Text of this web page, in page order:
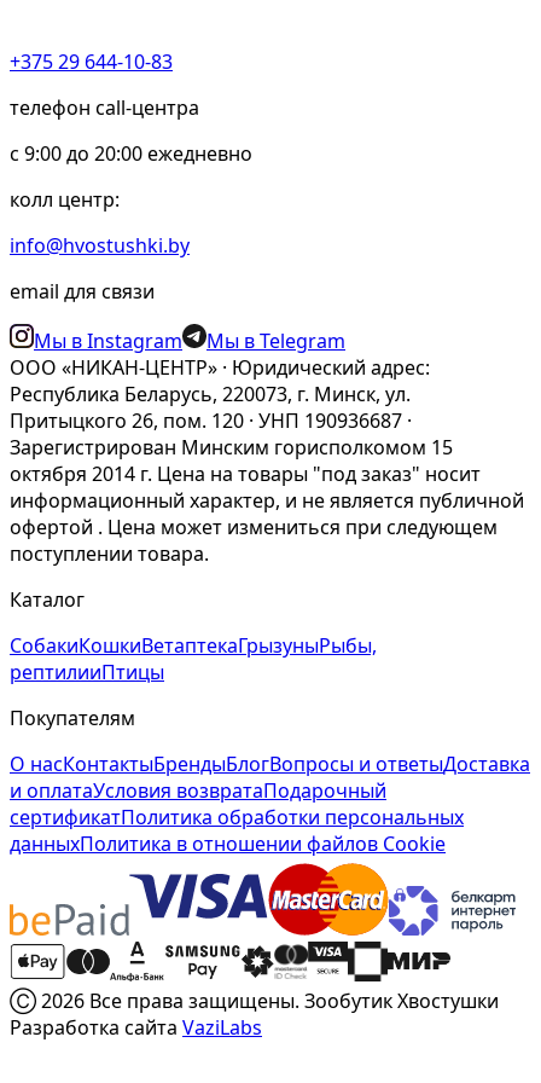
+375 29 644-10-83
телефон call-центра
c 9:00 до 20:00 ежедневно
колл центр:
info@hvostushki.by
email для связи
Мы в Instagram
Мы в Telegram
ООО «НИКАН-ЦЕНТР» · Юридический адрес:
Республика Беларусь, 220073, г. Минск, ул.
Притыцкого 26, пом. 120 · УНП 190936687 ·
Зарегистрирован Минским горисполкомом 15
октября 2014 г. Цена на товары "под заказ" носит
информационный характер, и не является публичной
офертой . Цена может измениться при следующем
поступлении товара.
Каталог
СобакиКошкиВетаптекаГрызуныРыбы,
рептилииПтицы
Покупателям
О насКонтактыБрендыБлогВопросы и ответыДоставка
и оплатаУсловия возвратаПодарочный
сертификатПолитика обработки персональных
данныхПолитика в отношении файлов Cookie
Ⓒ 2026 Все права защищены. Зообутик Хвостушки
Разработка сайта VaziLabs